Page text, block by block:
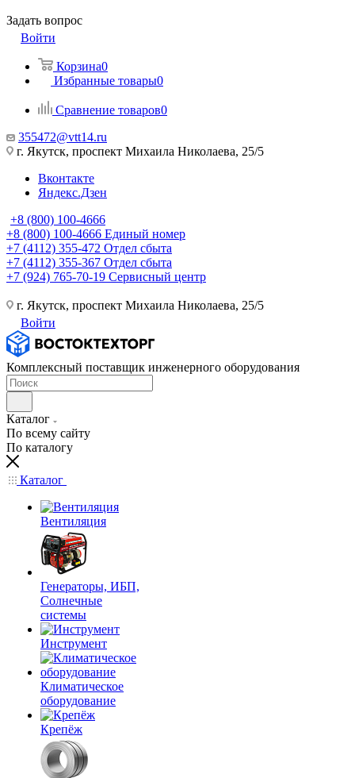
Задать вопрос
Войти
Корзина0
Избранные товары0
Сравнение товаров0
355472@vtt14.ru
г. Якутск, проспект Михаила Николаева, 25/5
Вконтакте
Яндекс.Дзен
+8 (800) 100-4666
+8 (800) 100-4666 Единый номер
+7 (4112) 355-472 Отдел сбыта
+7 (4112) 355-367 Отдел сбыта
+7 (924) 765-70-19 Сервисный центр
г. Якутск, проспект Михаила Николаева, 25/5
Войти
Комплексный поставщик инженерного оборудования
Каталог
По всему сайту
По каталогу
Каталог
Вентиляция
Генераторы, ИБП,
Солнечные
системы
Инструмент
Климатическое
оборудование
Крепёж